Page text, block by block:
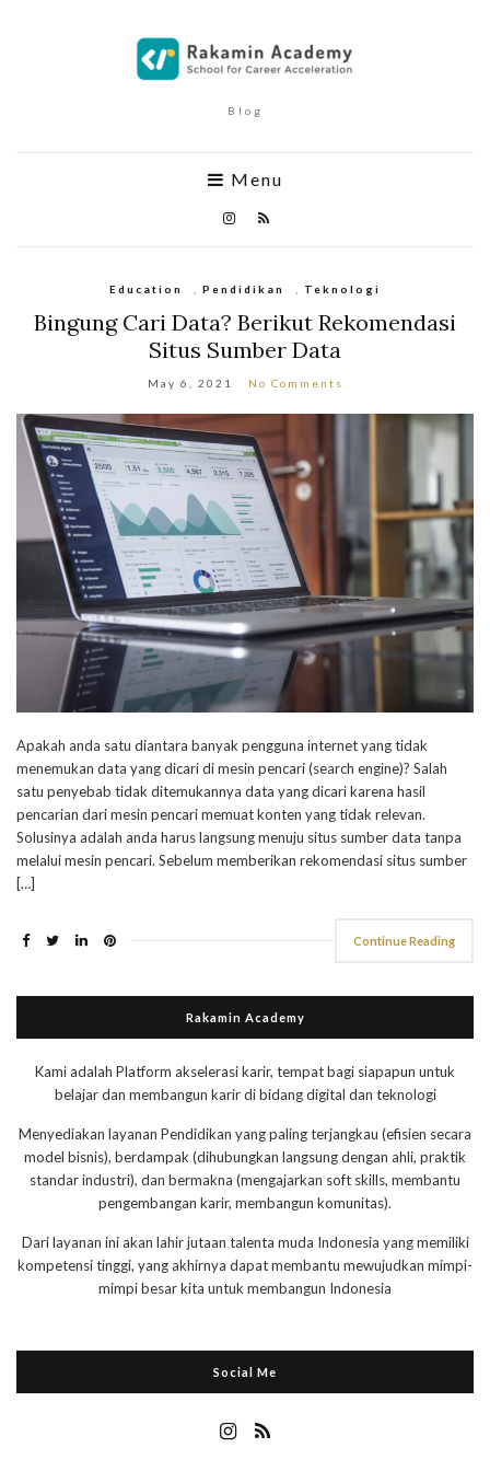
Blog
Menu
Education Pendidikan Teknologi
Bingung Cari Data? Berikut Rekomendasi
Situs Sumber Data
May 6, 2021 No Comments
Apakah anda satu diantara banyak pengguna internet yang tidak
menemukan data yang dicari di mesin pencari (search engine)? Salah
satu penyebab tidak ditemukannya data yang dicari karena hasil
pencarian dari mesin pencari memuat konten yang tidak relevan.
Solusinya adalah anda harus langsung menuju situs sumber data tanpa
melalui mesin pencari. Sebelum memberikan rekomendasi situs sumber
[…]
Continue Reading
Rakamin Academy
Kami adalah Platform akselerasi karir, tempat bagi siapapun untuk
belajar dan membangun karir di bidang digital dan teknologi
Menyediakan layanan Pendidikan yang paling terjangkau (efisien secara
model bisnis), berdampak (dihubungkan langsung dengan ahli, praktik
standar industri), dan bermakna (mengajarkan soft skills, membantu
pengembangan karir, membangun komunitas).
Dari layanan ini akan lahir jutaan talenta muda Indonesia yang memiliki
kompetensi tinggi, yang akhirnya dapat membantu mewujudkan mimpi-
mimpi besar kita untuk membangun Indonesia
Social Me